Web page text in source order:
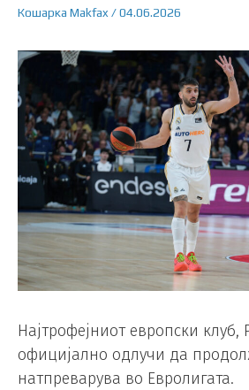
Кошарка Makfax /04.06.2026
Најтрофејниот европски
официјално одлучи да
натпреварува во Евролигата.